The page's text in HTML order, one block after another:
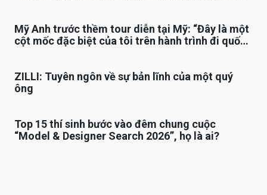
Mỹ Anh trước thềm tour diễn tại Mỹ: “Đây là một
cột mốc đặc biệt của tôi trên hành trình đi quốc
ZILLI: Tuyên ngôn về sự bản lĩnh của một quý
ông
Top 15 thí sinh bước vào đêm chung cuộc
“Model & Designer Search 2026”, họ là ai?